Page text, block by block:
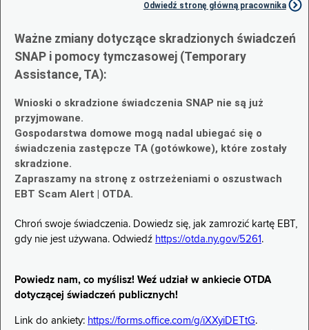
Odwiedź stronę główną pracownika
Ważne zmiany dotyczące skradzionych świadczeń
SNAP i pomocy tymczasowej (Temporary
Assistance, TA):
Wnioski o skradzione świadczenia SNAP nie są już
przyjmowane.
Gospodarstwa domowe mogą nadal ubiegać się o
świadczenia zastępcze TA (gotówkowe), które zostały
skradzione.
Zapraszamy na stronę z ostrzeżeniami o oszustwach
EBT Scam Alert | OTDA.
Chroń swoje świadczenia. Dowiedz się, jak zamrozić kartę EBT,
gdy nie jest używana. Odwiedź https://otda.ny.gov/5261 .
Powiedz nam, co myślisz! Weź udział w ankiecie OTDA
dotyczącej świadczeń publicznych!
Link do ankiety: https://forms.office.com/g/iXXyiDETtG.